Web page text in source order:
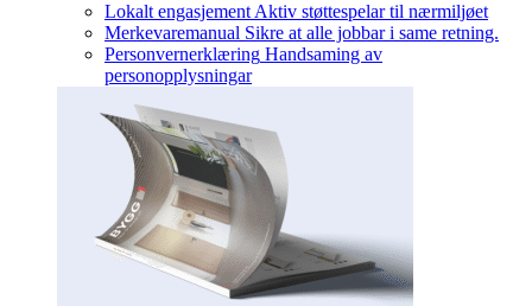
Lokalt engasjement Aktiv støttespelar til nærmiljøet
Merkevaremanual Sikre at alle jobbar i same retning.
Personvernerklæring Handsaming av
personopplysningar